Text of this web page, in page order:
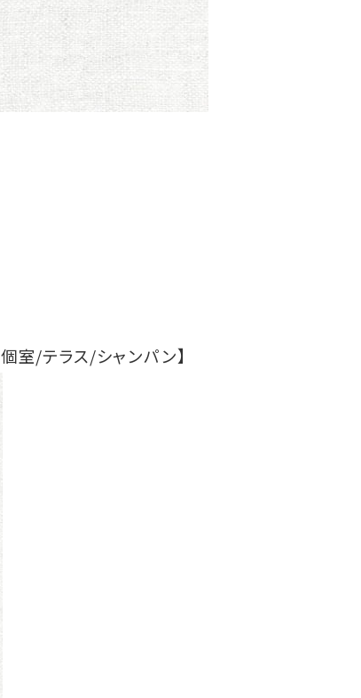
/テラス/シャンパン】